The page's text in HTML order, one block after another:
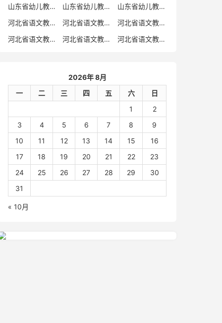
山东省幼儿教师招聘考试真题卷
山东省幼儿教师编制考试真题
山东省幼儿教师编制考试真题卷
河北省语文教师招聘
河北省语文教师招聘考试真题
河北省语文教师招聘考试真题卷
河北省语文教师编制考试真题
河北省语文教师编制考试真题卷 河北省语文教师考试
2026年 8月
一
二 三 四 五 六
日
1
2
3
4 5 6 7 8
9
10
11 12 13 14 15
16
17
18 19 20 21 22
23
24
25 26 27 28 29
30
31
« 10月